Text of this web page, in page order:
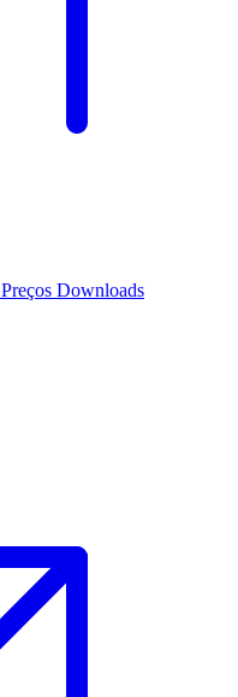
Preços Downloads